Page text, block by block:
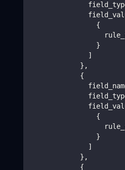
                {
                }
              ]
            },
            {
                {
                }
              ]
            },
            {